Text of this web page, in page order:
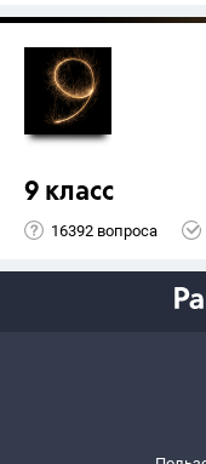
9 класс
16392 вопроса